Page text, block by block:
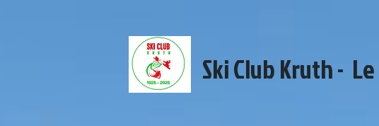
Ski Club Kruth -